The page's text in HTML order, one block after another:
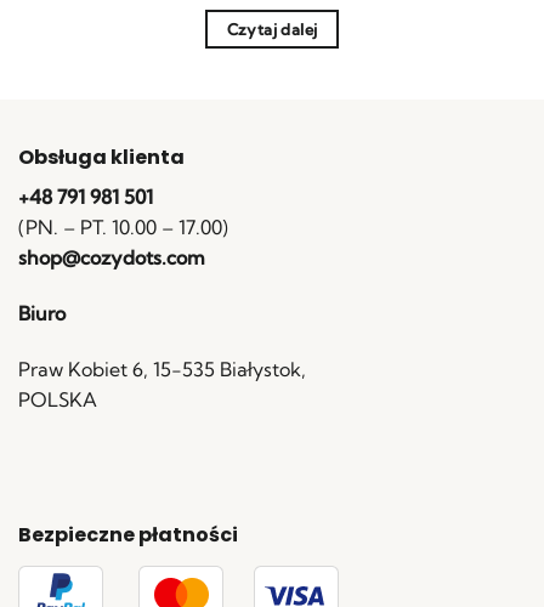
wynosiła:
529,00 zł.
Czytaj dalej
Obsługa klienta
+48 791 981 501
(PN. – PT. 10.00 – 17.00)
shop@cozydots.com
Biuro
Praw Kobiet 6, 15-535 Białystok,
POLSKA
Bezpieczne płatności